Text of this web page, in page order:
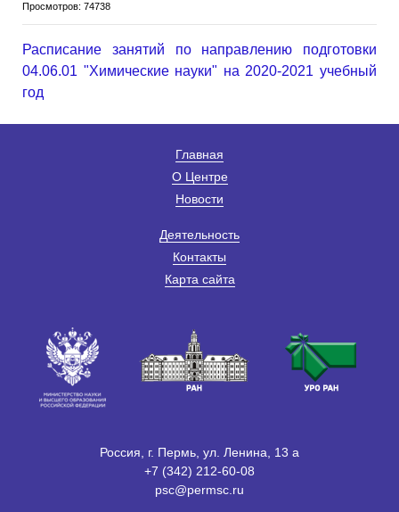
Просмотров: 74738
Расписание занятий по направлению подготовки
04.06.01 "Химические науки" на 2020-2021 учебный
год
Главная
О Центре
Новости
Деятельность
Контакты
Карта сайта
Россия, г. Пермь, ул. Ленина, 13 а
+7 (342) 212-60-08
psc@permsc.ru